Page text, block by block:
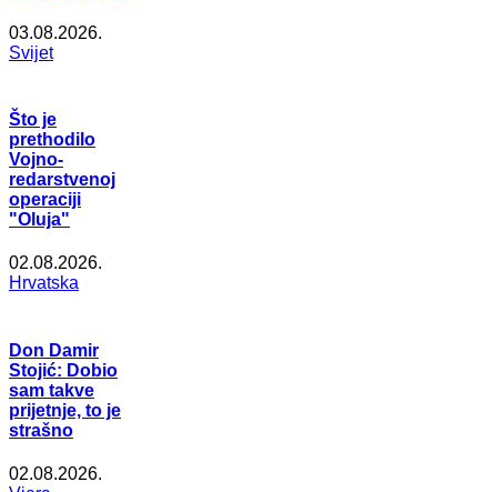
03.08.2026.
Svijet
Što je
prethodilo
Vojno-
redarstvenoj
operaciji
"Oluja"
02.08.2026.
Hrvatska
Don Damir
Stojić: Dobio
sam takve
prijetnje, to je
strašno
02.08.2026.